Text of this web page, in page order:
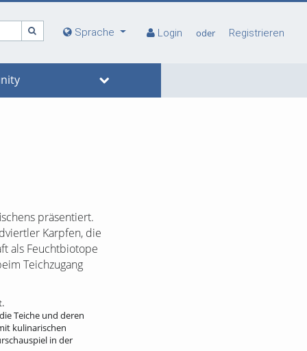
Sprache Login oder Registrieren
präsentiert.
Karpfen, die
als Feuchtbiotope
Teichzugang
Teiche und deren
kulinarischen
in der